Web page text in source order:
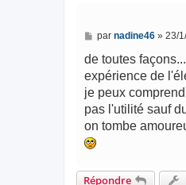
M
s
a
g
e
par nadine46» 23/
de toutes
expérience de
je peux
pas l'utilité sauf
on tombe
Répondre